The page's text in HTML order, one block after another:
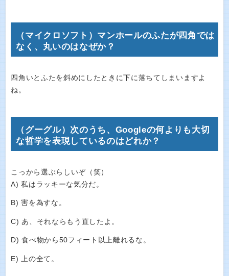
（マイクロソフト）マンホールのふたが四角では
なく、丸いのはなぜか？
四角いとふたを斜めにしたときに下に落ちてしまいますよ
ね。
（グーグル）次のうち、Googleの何よりも大切
な哲学を表現しているのはどれか？
こっから選ぶらしいぞ（笑）
A) 私はラッキーな気分だ。
B) 害を為すな。
C) あ、それならもう直したよ。
D) 食べ物から50フィート以上離れるな。
E) 上の全て。